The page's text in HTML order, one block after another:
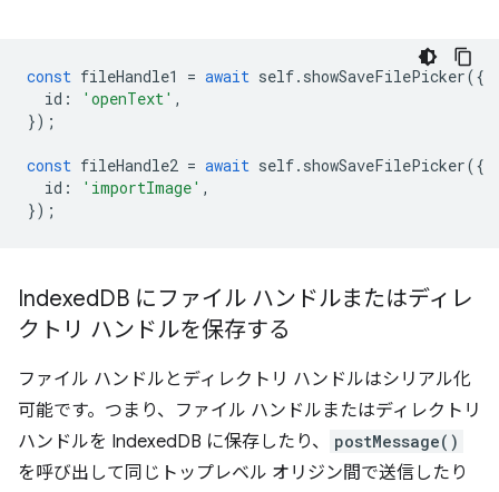
const fileHandle1 = await self. showSaveFilePicker({
id : 'openText' ,
});
const fileHandle2 = await self. showSaveFilePicker({
id : 'importImage' ,
});
IndexedDB にファイル ハンドルまたはディレ
クトリ ハンドルを保存する
ファイル ハンドルとディレクトリ ハンドルはシリアル化
可能です。つまり、ファイル ハンドルまたはディレクトリ
ハンドルを IndexedDB に保存したり、
postMessage()
を呼び出して同じトップレベル オリジン間で送信したり